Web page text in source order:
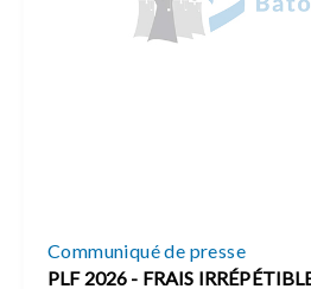
Communiqué de presse
PLF 2026 - FRAIS